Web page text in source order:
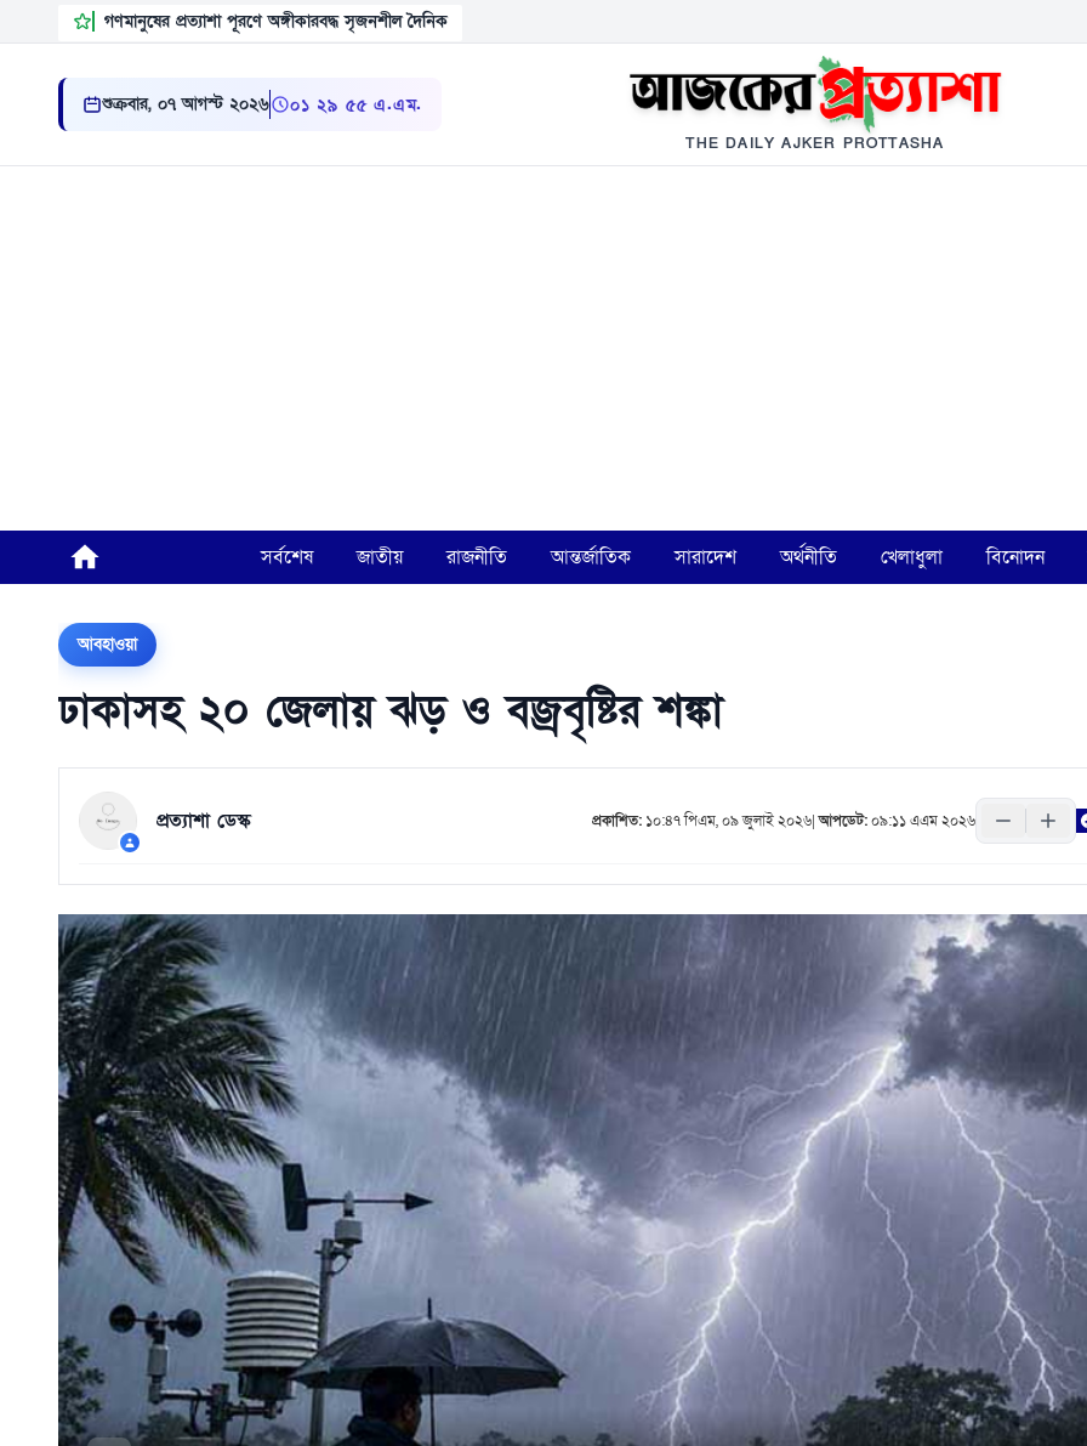
গণমানুষের প্রত্যাশা পূরণে অঙ্গীকারবদ্ধ সৃজনশীল দৈনিক
শুক্রবার, ০৭ আগস্ট ২০২৬ ০১:২৯:৫৬ এ.এম.
THE DAILY AJKER PROTTASHA
সর্বশেষ জাতীয় রাজনীতি আন্তর্জাতিক সারাদেশ অর্থনীতি খেলাধুলা বিনোদন
আবহাওয়া
ঢাকাসহ ২০ জেলায় ঝড় ও বজ্রবৃষ্টির শঙ্কা
প্রত্যাশা ডেস্ক প্রকাশিত: ১০:৪৭ পিএম, ০৯ জুলাই ২০২৬|আপডেট:০৯:১১ এএম ২০২৬